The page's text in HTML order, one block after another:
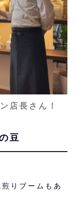
店長さん！
豆
りブームもあ